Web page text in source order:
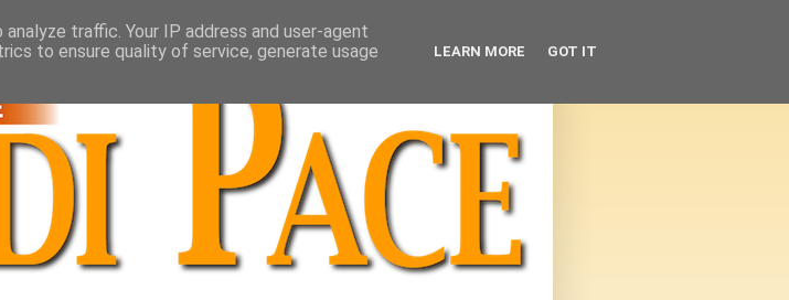
traffic. Your IP address and user-agent
to ensure quality of service, generate usage
LEARN MORE GOT IT